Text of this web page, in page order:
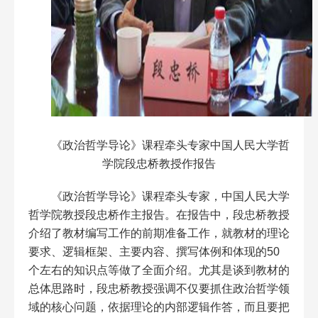
《政治哲学导论》课程牵头专家中国人民大学哲
学院段忠桥教授作报告
《政治哲学导论》课程牵头专家，中国人民大学
哲学院教授段忠桥作主报告。在报告中，段忠桥教授
介绍了教材编写工作的前期准备工作，就教材的理论
要求、逻辑框架、主要内容、撰写体例和体现的50
个左右的知识点等做了全面介绍。尤其是谈到教材的
总体思路时，段忠桥教授强调不仅要抓住政治哲学领
域的核心问题，依据理论的内部逻辑作答，而且要把